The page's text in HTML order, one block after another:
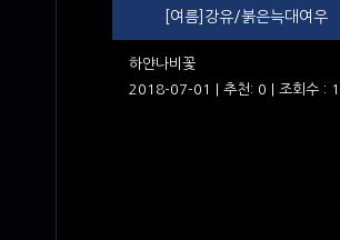
[여름]강유/붉은늑대여우
하얀나비꽃
2018-07-01 | 추천: 0 | 조회수 : 1